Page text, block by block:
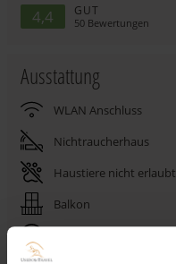
4,4 GUT
50 Bewertungen
Ausstattung
WLAN Anschluss
Nichtraucherhaus
Haustiere nicht erlaubt
Balkon